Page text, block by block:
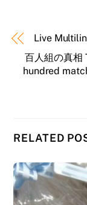
Live
百人組の真相
hundred
RELATED